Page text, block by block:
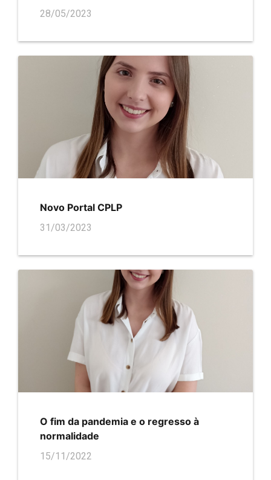
28/05/2023
Novo Portal CPLP
31/03/2023
O fim da pandemia e o regresso à
normalidade
15/11/2022